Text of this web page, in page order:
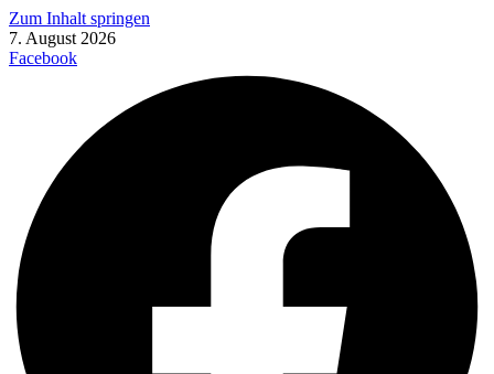
Zum Inhalt springen
7. August 2026
Facebook